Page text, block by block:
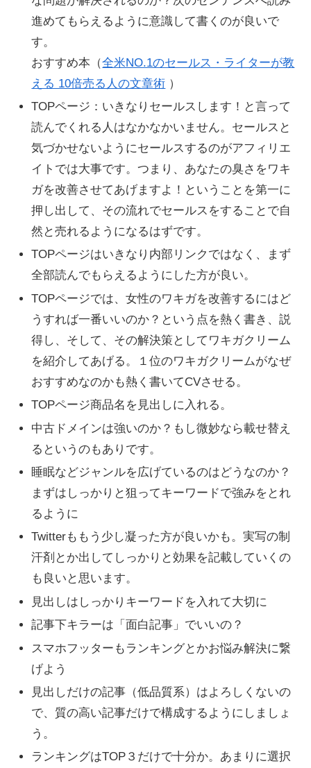
進めてもらえるように意識して書くのが良いで
す。
おすすめ本（全米NO.1のセールス・ライターが教
える 10倍売る人の文章術 ）
TOPページ：いきなりセールスします！と言って
読んでくれる人はなかなかいません。セールスと
気づかせないようにセールスするのがアフィリエ
イトでは大事です。つまり、あなたの臭さをワキ
ガを改善させてあげますよ！ということを第一に
押し出して、その流れでセールスをすることで自
然と売れるようになるはずです。
TOPページはいきなり内部リンクではなく、まず
全部読んでもらえるようにした方が良い。
TOPページでは、女性のワキガを改善するにはど
うすれば一番いいのか？という点を熱く書き、説
得し、そして、その解決策としてワキガクリーム
を紹介してあげる。１位のワキガクリームがなぜ
おすすめなのかも熱く書いてCVさせる。
TOPページ商品名を見出しに入れる。
中古ドメインは強いのか？もし微妙なら載せ替え
るというのもありです。
睡眠などジャンルを広げているのはどうなのか？
まずはしっかりと狙ってキーワードで強みをとれ
るように
Twitterももう少し凝った方が良いかも。実写の制
汗剤とか出してしっかりと効果を記載していくの
も良いと思います。
見出しはしっかりキーワードを入れて大切に
記事下キラーは「面白記事」でいいの？
スマホフッターもランキングとかお悩み解決に繋
げよう
見出しだけの記事（低品質系）はよろしくないの
で、質の高い記事だけで構成するようにしましょ
う。
ランキングはTOP３だけで十分か。あまりに選択